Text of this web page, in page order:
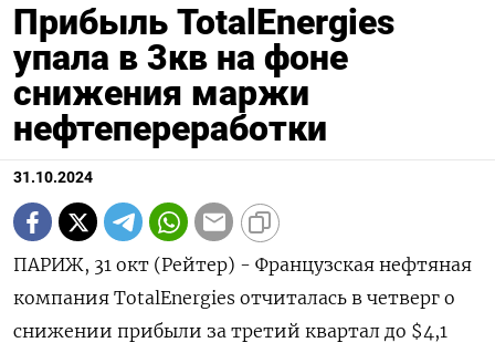
Прибыль TotalEnergies
упала в 3кв на фоне
снижения маржи
нефтепереработки
31.10.2024
ПАРИЖ, 31 окт (Рейтер) - Французская нефтяная
компания TotalEnergies отчиталась в четверг о
снижении прибыли за третий квартал до $4,1